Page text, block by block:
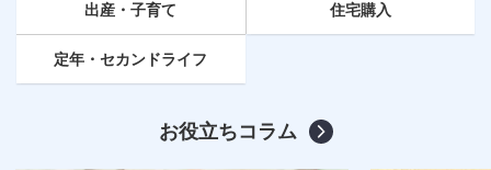
出産・子育て 住宅購入
定年 ・セカンドライフ
お役立ちコラム